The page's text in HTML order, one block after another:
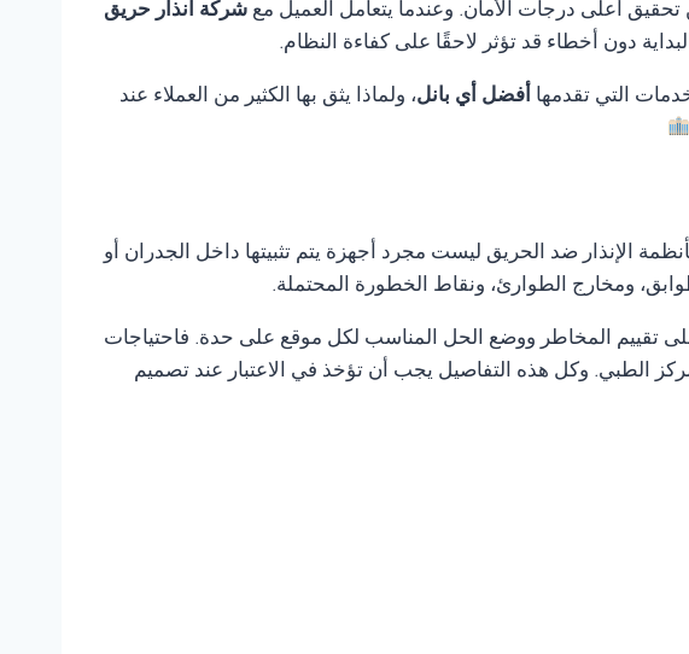
تحقيق أعلى درجات الأمان. وعندما يتعامل العميل مع شركة انذار حريق
دون أخطاء قد تؤثر لاحقًا على كفاءة النظام.
التي تقدمها أفضل أي بانل، ولماذا يثق بها الكثير من العملاء عند
الإنذار ضد الحريق ليست مجرد أجهزة يتم تثبيتها داخل الجدران أو
ومخارج الطوارئ، ونقاط الخطورة المحتملة.
تقييم المخاطر ووضع الحل المناسب لكل موقع على حدة. فاحتياجات
الطبي. وكل هذه التفاصيل يجب أن تؤخذ في الاعتبار عند تصميم